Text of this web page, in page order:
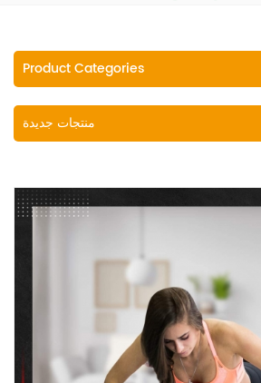
Product Categories
منتجات جديدة